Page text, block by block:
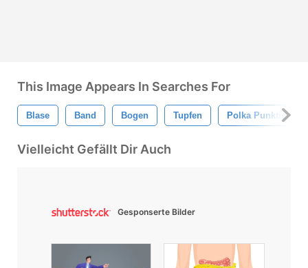
This Image Appears In Searches For
Blase Band Bogen Tupfen Polka Punktiert
Vielleicht Gefällt Dir Auch
Gesponserte Bilder